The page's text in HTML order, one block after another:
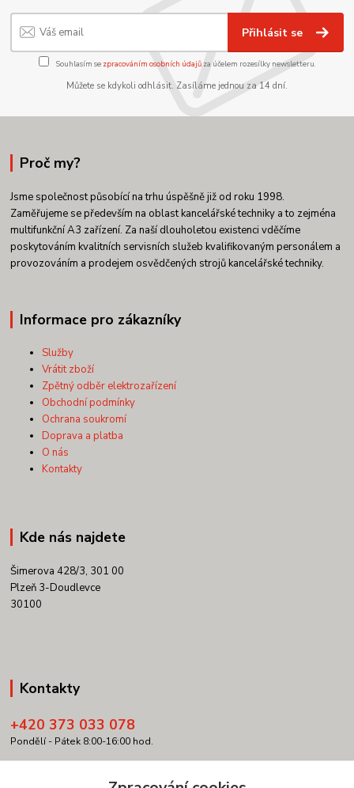
Přihlásit se
Souhlasím se zpracováním osobních údajůza účelem rozesílky newsletteru.
Můžete se kdykoli odhlásit. Zasíláme jednou za 14 dní.
Proč my?
Jsme společnost působící na trhu úspěšně již od roku 1998.
Zaměřujeme se především na oblast kancelářské techniky a to zejména
multifunkční A3 zařízení. Za naší dlouholetou existenci vděčíme
poskytováním kvalitních servisních služeb kvalifikovaným personálem a
provozováním a prodejem osvědčených strojů kancelářské techniky.
Informace pro zákazníky
Služby
Vrátit zboží
Zpětný odběr elektrozařízení
Obchodní podmínky
Ochrana soukromí
Doprava a platba
O nás
Kontakty
Kde nás najdete
Šimerova 428/3, 301 00
Plzeň 3-Doudlevce
30100
Kontakty
+420 373 033 078
Pondělí - Pátek 8:00-16:00 hod.